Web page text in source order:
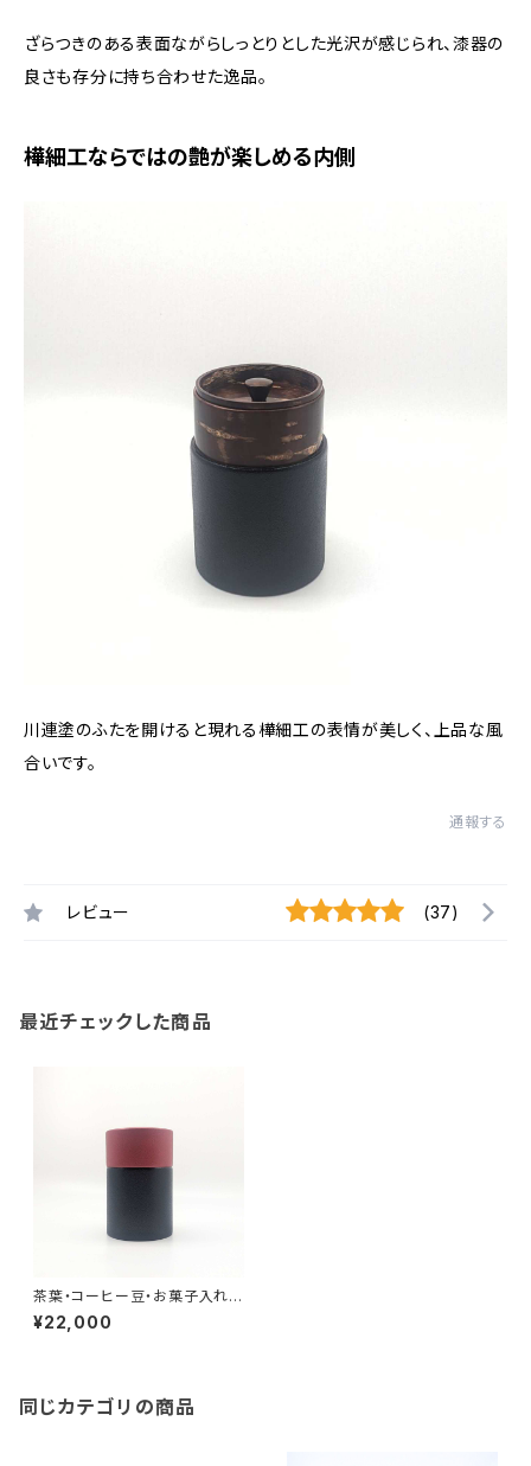
ざらつきのある表面ながらしっとりとした光沢が感じられ、漆器の
良さも存分に持ち合わせた逸品。
樺細工ならではの艶が楽しめる内側
川連塗のふたを開けると現れる樺細工の表情が美しく、上品な風
合いです。
通報する
レビュー (37)
最近チェックした商品
茶葉・コーヒー豆・お菓子入れ
茶筒（中長）/ 朱彩
¥22,000
同じカテゴリの商品